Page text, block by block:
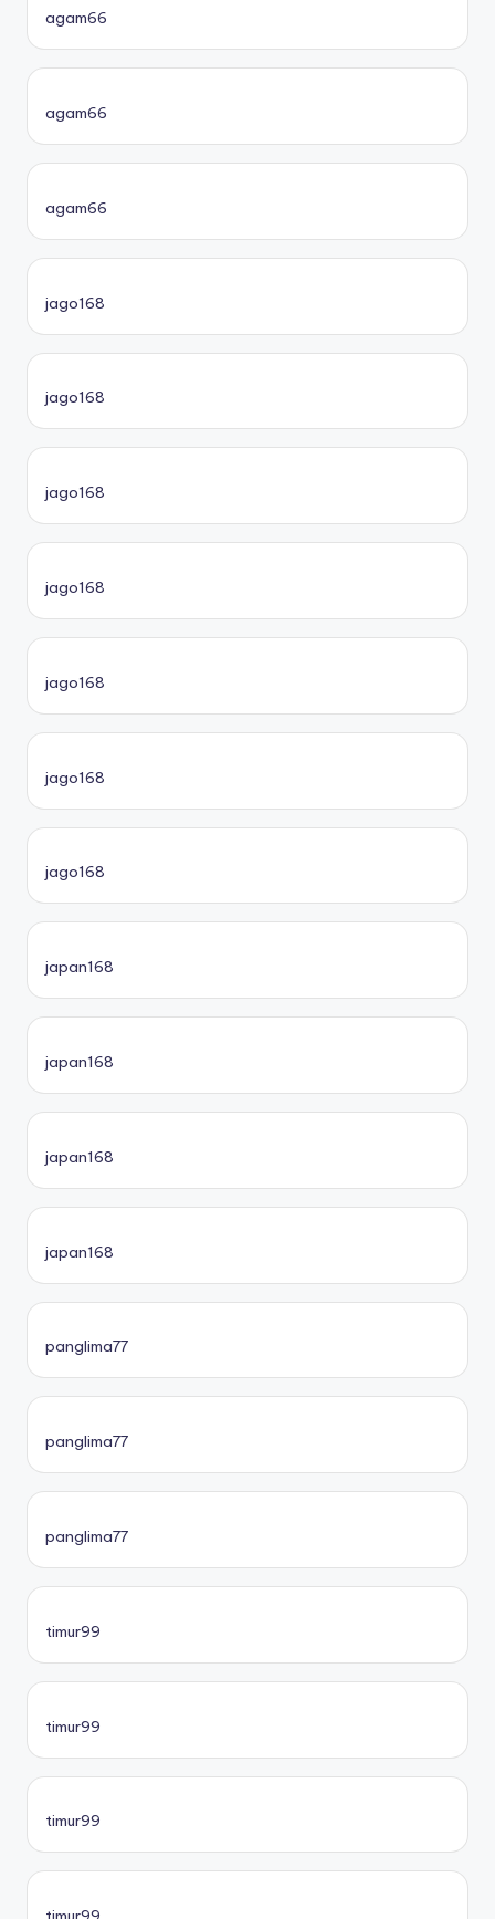
agam66
agam66
agam66
jago168
jago168
jago168
jago168
jago168
jago168
jago168
japan168
japan168
japan168
japan168
panglima77
panglima77
panglima77
timur99
timur99
timur99